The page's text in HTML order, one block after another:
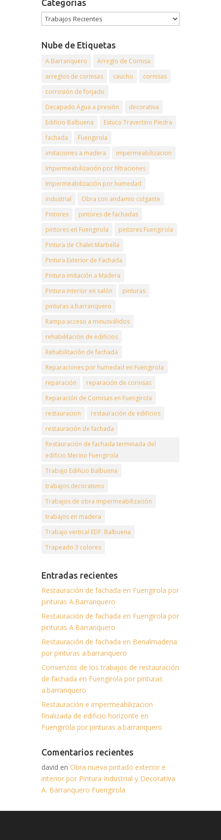
Categorías
Nube de Etiquetas
A.Barranquero
Arreglo de Cornisa
arreglos de cornisas
caucho
cornisas
corrosión de forjado
Decapado Agua a presión
decorativa
Edificio Balbuena
Estuco Travertino Piedra
fachada
Fuengirola
imitaciones a madera
impermeabilizacion
Impermeabilización por filtraciones
Impermeabilización por humedad
industrial
Obra con andamio colgante
Pintores
pintores de fachadas
pintores en Fuengirola
pintores Fuengirola
Pintura de Chalet Marbella
Pintura Exterior de Fachada
Pintura imitación a Madera
Pintura interior en salón
pinturas
pinturas a.barranquero
Rampa acceso a minusválidos
rehabilitación de edificios
Rehabilitación de fachada
Reparaciones por humedad en Fuengirola
reparación
reparación de cornisas
Reparación de Cornisas en Fuengirola
restauracion
restauración de edificios
restauración de fachada
Restauración de fachada terminada del
edificio Merino Fuengirola
Trabajo Edificio Balbuena
trabajos decorativos
Trabajos de obra impermeabilización
trabajos en madera
Trabajo vertical EDF. Balbuena
Trapeado 3 colores
Entradas recientes
Restauración de fachada en Fuengirola por
pinturas A.Barranquero
Restauración de fachada en Fuengirola por
pinturas A.Barranquero
Restauración de fachada en Benalmadena
por pinturas a.barranquero
Comienzos de los trabajos de restauración
de fachada en Fuengirola por pinturas
a.barranquero
Restauración e impermeabilizacion
finalizada de edificio horizonte en
Fuengirola por pinturas a.barranquero
Comentarios recientes
david en Obra nueva pintado exterior e
interior por Pintura Industrial y Decorativa
A. Barranquero Fuengirola